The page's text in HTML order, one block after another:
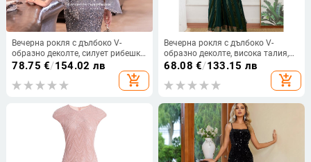
Вечерна рокля с дълбоко V-
образно деколте, силует рибешка
опашка, без ръкави, дълга пола,
78.75 €/154.02 лв
add_shopping_cart
Вечерна рокля с дълбоко V-
образно деколте, висока талия,
дълга до пода, полиестер и
68.08 €/133.15 лв
add_shopping_cart